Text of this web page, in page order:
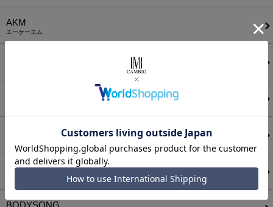
AKM
エーケーエム
ATTACHMENT
AUI NITE
BODYSONG.